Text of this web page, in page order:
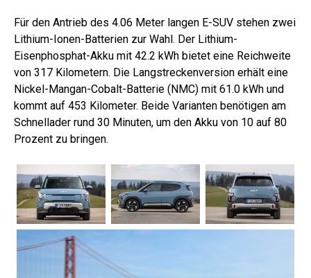
Für den Antrieb des 4.06 Meter langen E-SUV stehen zwei
Lithium-Ionen-Batterien zur Wahl. Der Lithium-
Eisenphosphat-Akku mit 42.2 kWh bietet eine Reichweite
von 317 Kilometern. Die Langstreckenversion erhält eine
Nickel-Mangan-Cobalt-Batterie (NMC) mit 61.0 kWh und
kommt auf 453 Kilometer. Beide Varianten benötigen am
Schnellader rund 30 Minuten, um den Akku von 10 auf 80
Prozent zu bringen.